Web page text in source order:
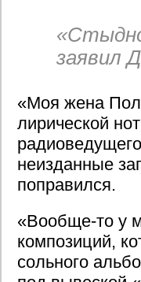
заявил
«Моя жена
лирической
неизданные
поправился.
«Вообще-то у
композиций,
сольного